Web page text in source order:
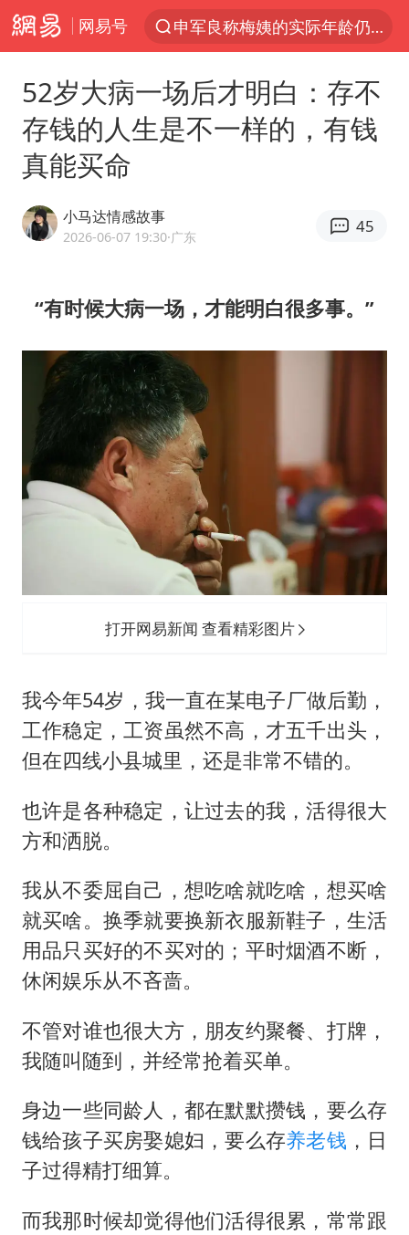
网易号
申军良称梅姨的实际年龄仍是谜
OpenAI为免费用户升级GPT-5.6 Luna
台风白海豚最新路径研判来了
毛宁转发梯田音乐会视频海外网友赞叹
看守所辅警收受10万获刑1年
房主任回应争议
把党建设得更加坚强有力
中国养老床位“三连降”
曝韩足协曾为外籍裁判安排性招待
52岁大病一场后才明白：存不
存钱的人生是不一样的，有钱
真能买命
小马达情感故事
2026-06-07 19:30·广东
45
“有时候大病一场，才能明白很多事。”
打开网易新闻 查看精彩图片
我今年54岁，我一直在某电子厂做后勤，
工作稳定，工资虽然不高，才五千出头，
但在四线小县城里，还是非常不错的。
也许是各种稳定，让过去的我，活得很大
方和洒脱。
我从不委屈自己，想吃啥就吃啥，想买啥
就买啥。换季就要换新衣服新鞋子，生活
用品只买好的不买对的；平时烟酒不断，
休闲娱乐从不吝啬。
不管对谁也很大方，朋友约聚餐、打牌，
我随叫随到，并经常抢着买单。
身边一些同龄人，都在默默攒钱，要么存
钱给孩子买房娶媳妇，要么存养老钱 ，日
子过得精打细算。
而我那时候却觉得他们活得很累，常常跟